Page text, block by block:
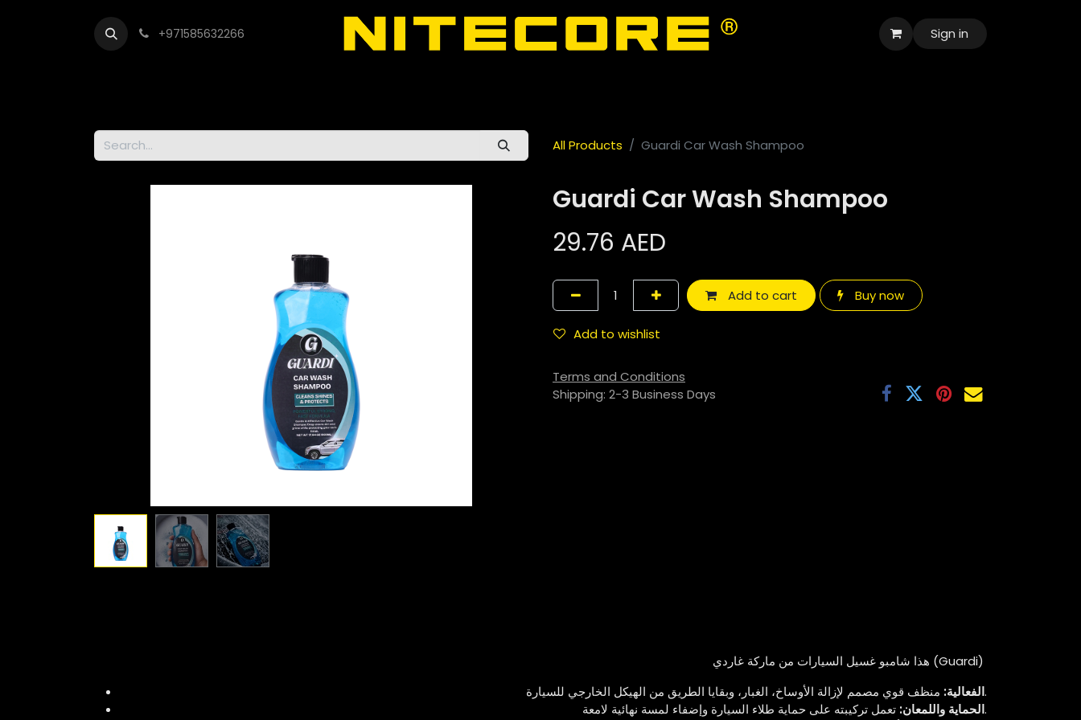
+971585632266 Sign in
All Products Guardi Car Wash Shampoo
Guardi Car Wash Shampoo
29.76 AED
Add to cart Buy now
Add to wishlist
Terms and Conditions
Shipping: 2-3 Business Days
هذا شامبو غسيل السيارات من ماركة غاردي (Guardi)
الفعالية:منظف قوي مصمم لإزالة الأوساخ، الغبار، وبقايا الطريق من الهيكل الخارجي للسيارة.
الحماية واللمعان:تعمل تركيبته على حماية طلاء السيارة وإضفاء لمسة نهائية لامعة.